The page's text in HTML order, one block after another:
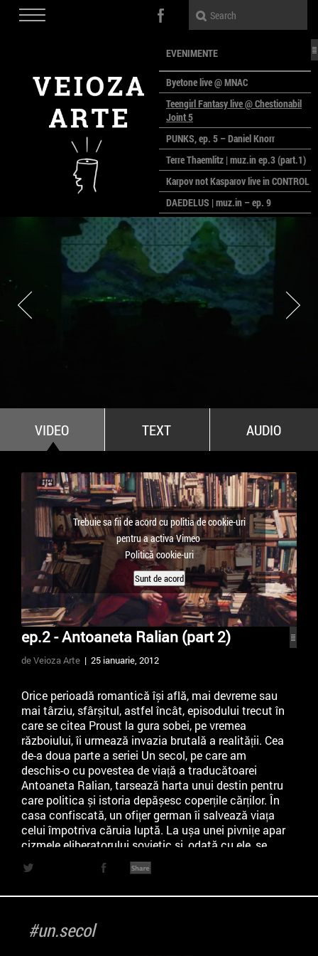
EVENIMENTE
Byetone live @ MNAC
Teengirl Fantasy live @ Chestionabil
Joint 5
PUNKS, ep. 5 – Daniel Knorr
Terre Thaemlitz | muz.in ep.3 (part.1)
Karpov not Kasparov live in CONTROL
DAEDELUS | muz.in – ep. 9
LALELE, LALELE – prima premieră a
anului la MACAZ
CinePOLSKA – filme poloneze la
București
PEOPLE OF ROMANIA se lansează la
galeria Simeza
All Stars For Outernational
VIDEO TEXT AUDIO
Trebuie sa fii de acord cu politia de cookie-uri
pentru a activa Vimeo
Politică cookie-uri
Sunt de acord
ep.2 - Antoaneta Ralian (part 2)
de Veioza Arte | 25 ianuarie, 2012
Orice perioadă romantică își află, mai devreme sau
mai târziu, sfârșitul, astfel încât, episodului trecut în
care se citea Proust la gura sobei, pe vremea
războiului, îi urmează invazia brutală a realității. Cea
de-a doua parte a seriei Un secol, pe care am
deschis-o cu povestea de viață a traducătoarei
Antoaneta Ralian, tarsează harta unui destin pentru
care politica și istoria depășesc coperțile cărților. În
casa confiscată, un ofițer german îi salvează viața
celui împotriva căruia luptă. La ușa unei pivnițe apar
cizmele eliberatorului sovietic și, odată cu ele, se
întrezărește un viitor de slugărnicie ideologică.
Eticheta ”fată ne bancher, nepoată de industriaș”
câteva secvențe din partea a doua a interviului cu
Antoaneta Ralian care, în 88 de ani, a strâns o
#un.secol